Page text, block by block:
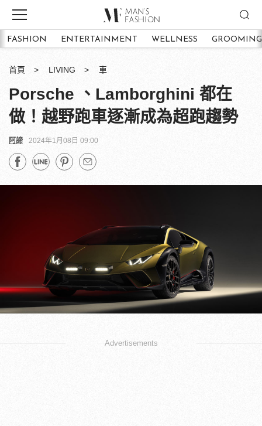
FASHION ENTERTAINMENT WELLNESS GROOMING
首頁 LIVING 車
Porsche 、Lamborghini 都在
做！越野跑車逐漸成為超跑趨勢
阿諦 2024年1月08日 09:00
Advertisements